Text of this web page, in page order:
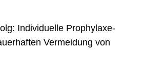
Individuelle Prophylaxe-
Vermeidung von